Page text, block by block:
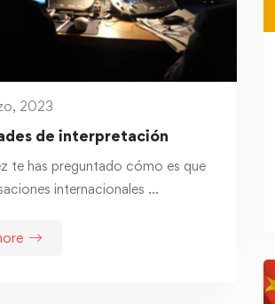
2023
de interpretación
te has preguntado cómo es que
internacionales …